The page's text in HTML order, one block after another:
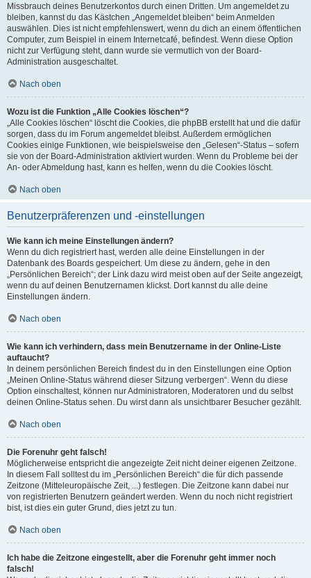
Missbrauch deines Benutzerkontos durch einen Dritten. Um angemeldet zu
bleiben, kannst du das Kästchen „Angemeldet bleiben“ beim Anmelden
auswählen. Dies ist nicht empfehlenswert, wenn du dich an einem öffentlichen
Computer, zum Beispiel in einem Internetcafé, befindest. Wenn diese Option
nicht zur Verfügung steht, dann wurde sie vermutlich von der Board-
Administration ausgeschaltet.
Nach oben
Wozu ist die Funktion „Alle Cookies löschen“?
„Alle Cookies löschen“ löscht die Cookies, die phpBB erstellt hat und die dafür
sorgen, dass du im Forum angemeldet bleibst. Außerdem ermöglichen
Cookies einige Funktionen, wie beispielsweise den „Gelesen“-Status – sofern
sie von der Board-Administration aktiviert wurden. Wenn du Probleme bei der
An- oder Abmeldung hast, kann es helfen, wenn du die Cookies löscht.
Nach oben
Benutzerpräferenzen und -einstellungen
Wie kann ich meine Einstellungen ändern?
Wenn du dich registriert hast, werden alle deine Einstellungen in der
Datenbank des Boards gespeichert. Um diese zu ändern, gehe in den
„Persönlichen Bereich“; der Link dazu wird meist oben auf der Seite angezeigt,
wenn du auf deinen Benutzernamen klickst. Dort kannst du alle deine
Einstellungen ändern.
Nach oben
Wie kann ich verhindern, dass mein Benutzername in der Online-Liste
auftaucht?
In deinem persönlichen Bereich findest du in den Einstellungen eine Option
„Meinen Online-Status während dieser Sitzung verbergen“. Wenn du diese
Option einschaltest, können nur Administratoren, Moderatoren und du selbst
deinen Online-Status sehen. Du wirst dann als unsichtbarer Besucher gezählt.
Nach oben
Die Forenuhr geht falsch!
Möglicherweise entspricht die angezeigte Zeit nicht deiner eigenen Zeitzone.
In diesem Fall solltest du im „Persönlichen Bereich“ die für dich passende
Zeitzone (Mitteleuropäische Zeit, ...) festlegen. Die Zeitzone kann dabei nur
von registrierten Benutzern geändert werden. Wenn du noch nicht registriert
bist, ist dies ein guter Grund, dies jetzt zu tun.
Nach oben
Ich habe die Zeitzone eingestellt, aber die Forenuhr geht immer noch
falsch!